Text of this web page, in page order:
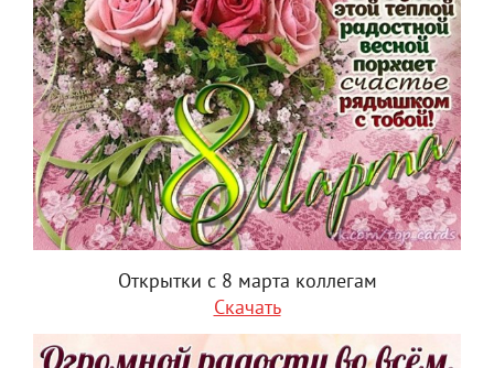
Открытки с 8 марта коллегам
Скачать